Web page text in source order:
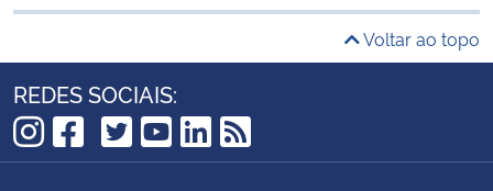
Voltar ao topo
REDES SOCIAIS:
Instagram
Facebook
TikTok
Twitter
YouTube
LinkedIn
RSS